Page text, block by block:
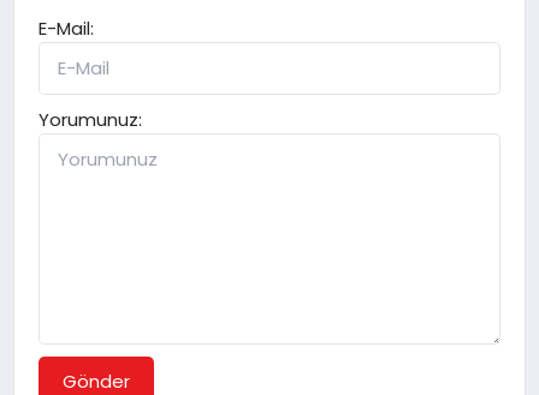
E-Mail:
Yorumunuz:
Gönder